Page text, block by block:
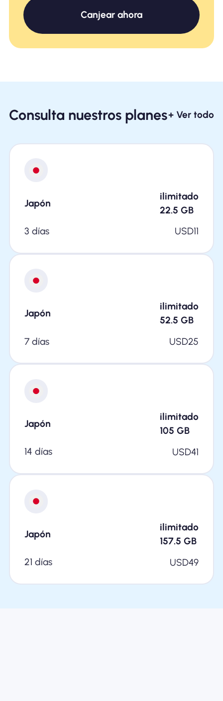
Canjear ahora
Consulta nuestros planes+ Ver todo
Japón
ilimitado
22.5 GB
3 días
USD11
Japón
ilimitado
52.5 GB
7 días
USD25
Japón
ilimitado
105 GB
14 días
USD41
Japón
ilimitado
157.5 GB
21 días
USD49